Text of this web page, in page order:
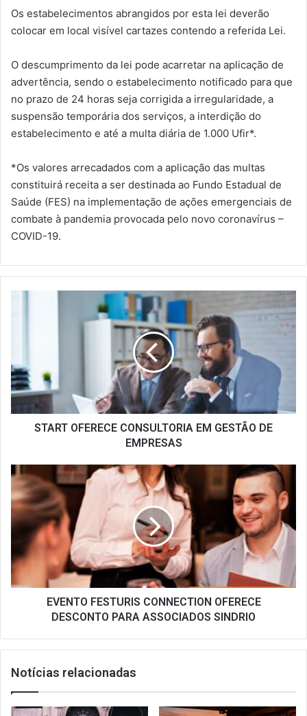
Os estabelecimentos abrangidos por esta lei deverão
colocar em local visível cartazes contendo a referida Lei.
O descumprimento da lei pode acarretar na aplicação de
advertência, sendo o estabelecimento notificado para que
no prazo de 24 horas seja corrigida a irregularidade, a
suspensão temporária dos serviços, a interdição do
estabelecimento e até a multa diária de 1.000 Ufir*.
*Os valores arrecadados com a aplicação das multas
constituirá receita a ser destinada ao Fundo Estadual de
Saúde (FES) na implementação de ações emergenciais de
combate à pandemia provocada pelo novo coronavírus –
COVID-19.
DE
EMPRESAS
START OFERECE CONSULTORIA EM GESTÃO DE
EMPRESAS
FESTURIS
CONNECTION
OFERECE
DESCONTO
PARA
ASSOCIADOS
SINDRIO
EVENTO FESTURIS CONNECTION OFERECE
DESCONTO PARA ASSOCIADOS SINDRIO
Notícias relacionadas